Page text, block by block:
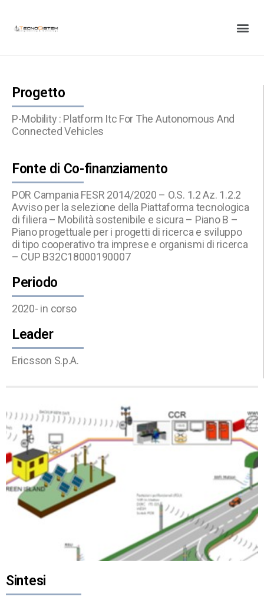
Progetto
P-Mobility : Platform Itc For The Autonomous And
Connected Vehicles
Fonte di Co-finanziamento
POR Campania FESR 2014/2020 – O.S. 1.2 Az. 1.2.2
Avviso per la selezione della Piattaforma tecnologica
di filiera – Mobilità sostenibile e sicura – Piano B –
Piano progettuale per i progetti di ricerca e sviluppo
di tipo cooperativo tra imprese e organismi di ricerca
– CUP B32C18000190007
Periodo
2020- in corso
Leader
Ericsson S.p.A.
Sintesi